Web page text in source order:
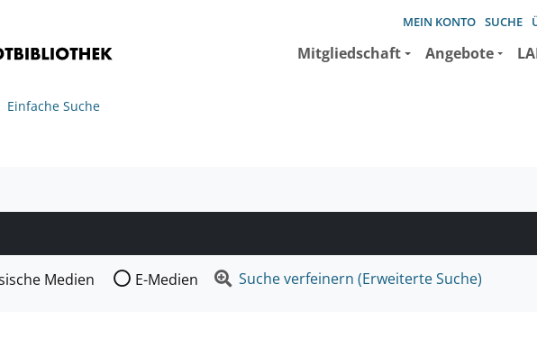
MEIN KONTO SUCHE
Mitgliedschaft Angebote
Einfache Suche
nach der Sie suchen wollen.
Medien E-Medien Suche verfeinern (Erweiterte Suche)